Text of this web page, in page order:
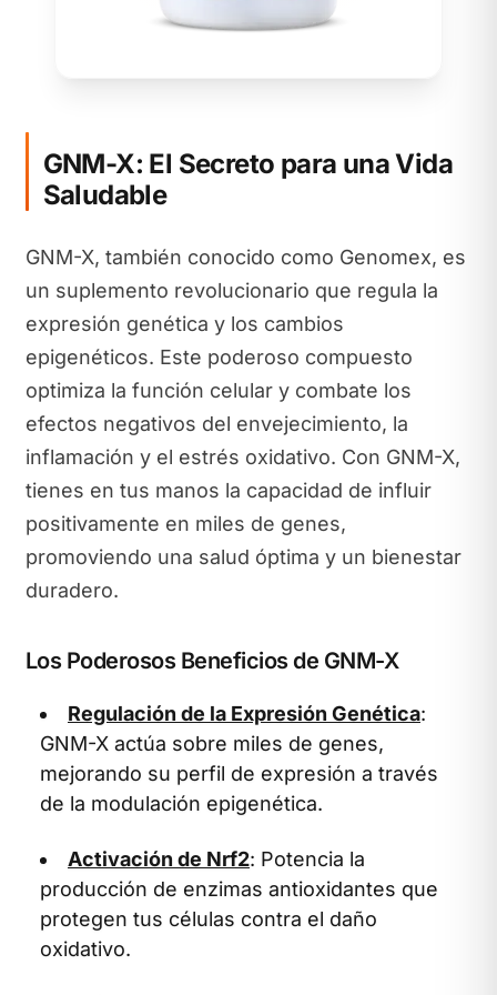
GNM-X: El Secreto para una Vida
Saludable
GNM-X, también conocido como Genomex, es
un suplemento revolucionario que regula la
expresión genética y los cambios
epigenéticos. Este poderoso compuesto
optimiza la función celular y combate los
efectos negativos del envejecimiento, la
inflamación y el estrés oxidativo. Con GNM-X,
tienes en tus manos la capacidad de influir
positivamente en miles de genes,
promoviendo una salud óptima y un bienestar
duradero.
Los Poderosos Beneficios de GNM-X
Regulación de la Expresión Genética:
GNM-X actúa sobre miles de genes,
mejorando su perfil de expresión a través
de la modulación epigenética.
Activación de Nrf2: Potencia la
producción de enzimas antioxidantes que
protegen tus células contra el daño
oxidativo.